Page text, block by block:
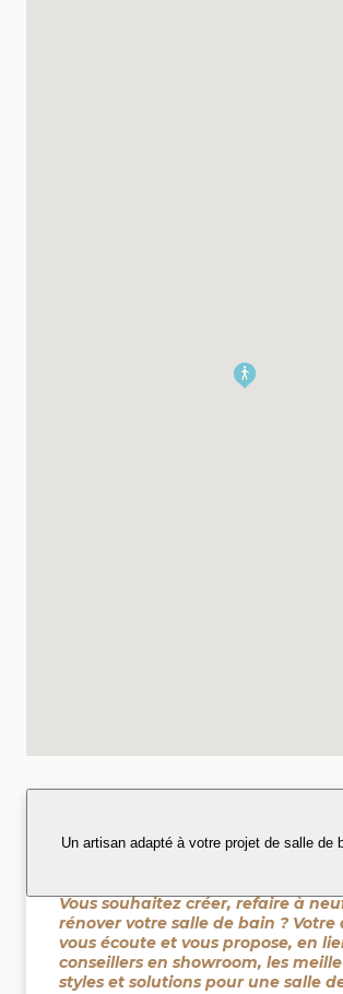
Un artisan adapté à votre projet de salle de
Vous souhaitez créer, refaire à
rénover votre salle de bain ? Votre
vous écoute et vous propose, en
conseillers en showroom, les
styles et solutions pour une salle